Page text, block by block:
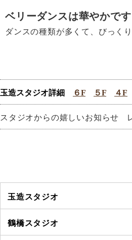
ベリーダンスは華やかです
ダンスの種類が多くて、びっくり
玉造スタジオ詳細 ６F ５F ４F
スタジオからの嬉しいお知らせ
玉造スタジオ
鶴橋スタジオ